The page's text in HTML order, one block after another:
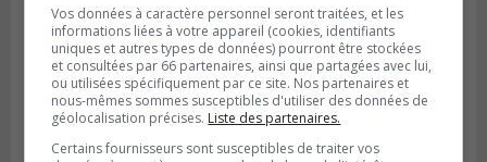
Vos données à caractère personnel seront traitées, et les
informations liées à votre appareil (cookies, identifiants
uniques et autres types de données) pourront être stockées
et consultées par 66 partenaires, ainsi que partagées avec lui,
ou utilisées spécifiquement par ce site. Nos partenaires et
nous-mêmes sommes susceptibles d'utiliser des données de
géolocalisation précises. Liste des partenaires.
Certains fournisseurs sont susceptibles de traiter vos